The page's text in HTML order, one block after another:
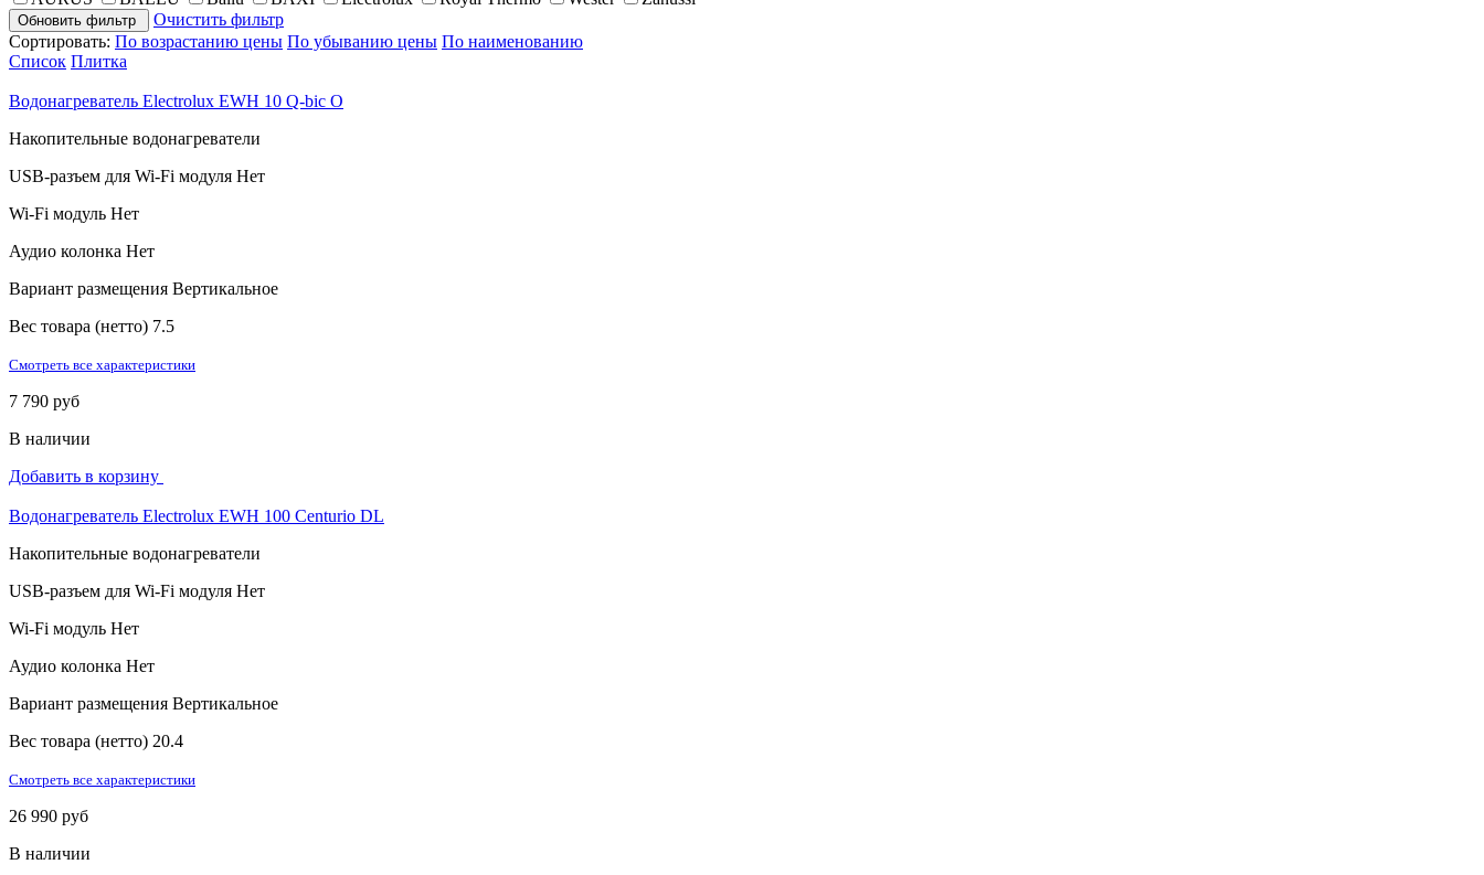
Обновить фильтр
Очистить фильтр
Сортировать: По возрастанию цены По убыванию цены По наименованию
Список Плитка
Водонагреватель Electrolux EWH 10 Q-bic O
Накопительные водонагреватели
USB-разъем для Wi-Fi модуля Нет
Wi-Fi модуль Нет
Аудио колонка Нет
Вариант размещения Вертикальное
Вес товара (нетто) 7.5
Смотреть все характеристики
7 790 руб
В наличии
Добавить в корзину
Водонагреватель Electrolux EWH 100 Centurio DL
Накопительные водонагреватели
USB-разъем для Wi-Fi модуля Нет
Wi-Fi модуль Нет
Аудио колонка Нет
Вариант размещения Вертикальное
Вес товара (нетто) 20.4
Смотреть все характеристики
26 990 руб
В наличии